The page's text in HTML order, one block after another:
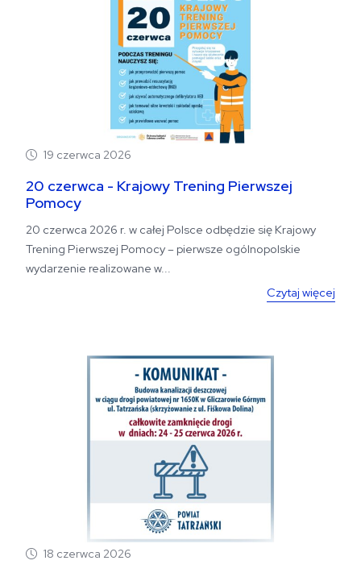
19 czerwca 2026
20 czerwca - Krajowy Trening Pierwszej
Pomocy
20 czerwca 2026 r. w całej Polsce odbędzie się Krajowy
Trening Pierwszej Pomocy – pierwsze ogólnopolskie
wydarzenie realizowane w...
Czytaj więcej
18 czerwca 2026